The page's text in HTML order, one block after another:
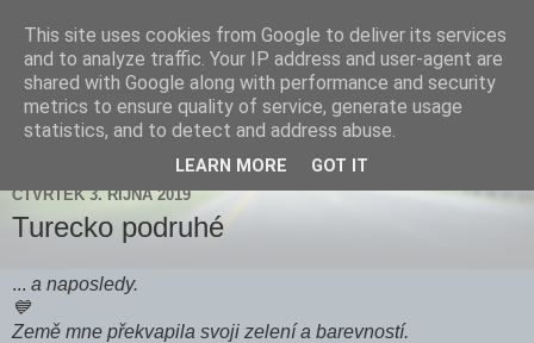
Zdenička
ČTVRTEK 3. ŘÍJNA 2019
Turecko podruhé
... a naposledy.
💙
Země mne překvapila svoji zelení a barevností.
This site uses cookies from Google to deliver its services
and to analyze traffic. Your IP address and user-agent are
shared with Google along with performance and security
metrics to ensure quality of service, generate usage
statistics, and to detect and address abuse.
LEARN MORE GOT IT